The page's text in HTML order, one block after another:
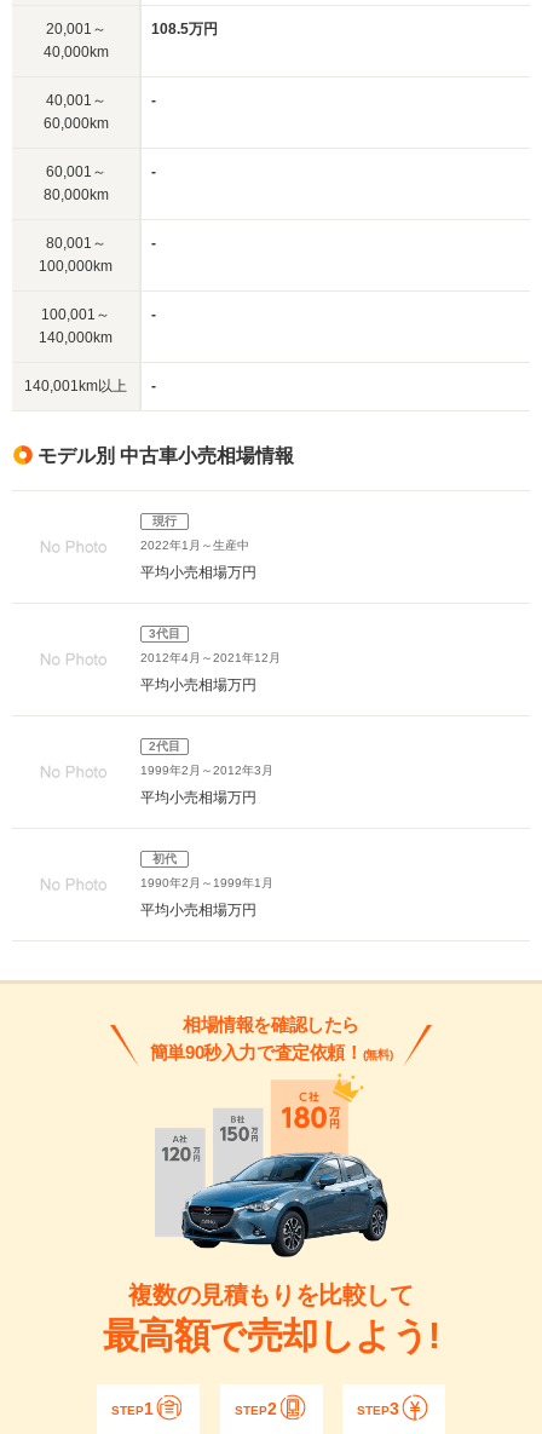
20,001～
40,000km
108.5万円
40,001～
60,000km
-
60,001～
80,000km
-
80,001～
100,000km
-
100,001～
140,000km
-
140,001km以上 -
モデル別 中古車小売相場情報
現行
2022年1月～生産中
平均小売相場万円
3代目
2012年4月～2021年12月
平均小売相場万円
2代目
1999年2月～2012年3月
平均小売相場万円
初代
1990年2月～1999年1月
平均小売相場万円
相場情報を確認したら
簡単90秒入力で査定依頼！ (無料)
複数の見積もりを比較して
最高額で売却しよう!
STEP1 STEP2 STEP3